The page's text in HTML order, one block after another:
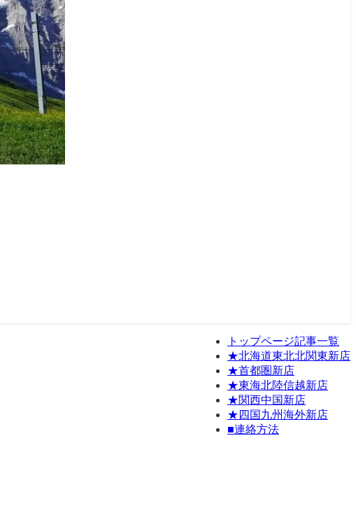
トップページ記事一覧
★北海道東北北関東新店
★首都圏新店
★東海北陸信越新店
★関西中国新店
★四国九州海外新店
■連絡方法